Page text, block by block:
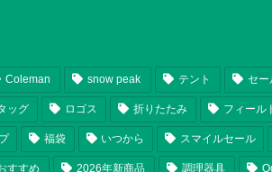
Coleman snow peak テント セー
ッグ ロゴス 折りたたみ フィール
福袋 いつから スマイルセール
すすめ 2026年新商品 調理器具